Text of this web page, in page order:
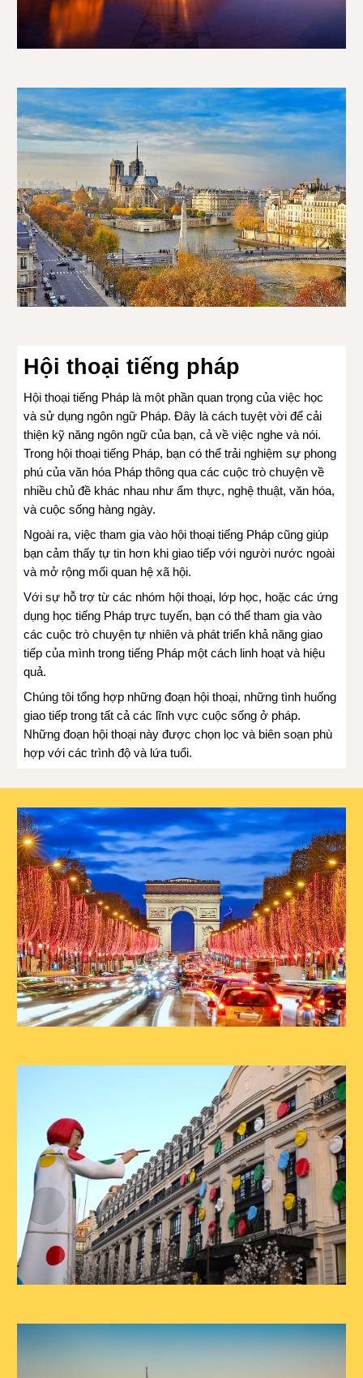
Hội thoại tiếng pháp
Hội thoại tiếng Pháp là một phần quan trọng của việc học
và sử dụng ngôn ngữ Pháp. Đây là cách tuyệt vời để cải
thiện kỹ năng ngôn ngữ của bạn, cả về việc nghe và nói.
Trong hội thoại tiếng Pháp, bạn có thể trải nghiệm sự phong
phú của văn hóa Pháp thông qua các cuộc trò chuyện về
nhiều chủ đề khác nhau như ẩm thực, nghệ thuật, văn hóa,
và cuộc sống hàng ngày.
Ngoài ra, việc tham gia vào hội thoại tiếng Pháp cũng giúp
bạn cảm thấy tự tin hơn khi giao tiếp với người nước ngoài
và mở rộng mối quan hệ xã hội.
Với sự hỗ trợ từ các nhóm hội thoại, lớp học, hoặc các ứng
dụng học tiếng Pháp trực tuyến, bạn có thể tham gia vào
các cuộc trò chuyện tự nhiên và phát triển khả năng giao
tiếp của mình trong tiếng Pháp một cách linh hoạt và hiệu
quả.
Chúng tôi tổng hợp những đoạn hội thoại, những tình huống
giao tiếp trong tất cả các lĩnh vực cuộc sống ở pháp.
Những đoạn hội thoại này được chọn lọc và biên soạn phù
hợp với các trình độ và lứa tuổi.